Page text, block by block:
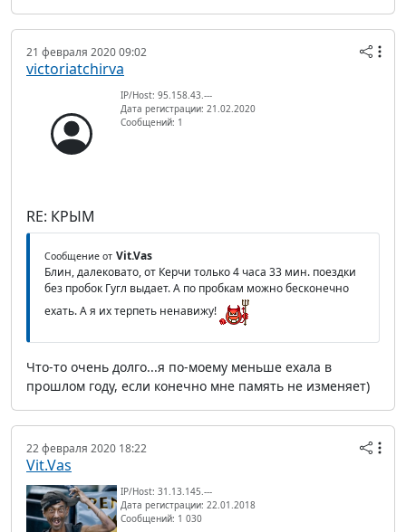
21 февраля 2020 09:02
victoriatchirva
IP/Host: 95.158.43.---
Дата регистрации: 21.02.2020
Сообщений: 1
RE: КРЫМ
Сообщение от Vit.Vas
Блин, далековато, от Керчи только 4 часа 33 мин. поездки
без пробок Гугл выдает. А по пробкам можно бесконечно
ехать. А я их терпеть ненавижу!
Что-то очень долго...я по-моему меньше ехала в
прошлом году, если конечно мне память не изменяет)
22 февраля 2020 18:22
Vit.Vas
IP/Host: 31.13.145.---
Дата регистрации: 22.01.2018
Сообщений: 1 030